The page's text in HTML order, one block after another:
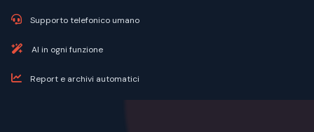
Supporto telefonico umano
AI in ogni funzione
Report e archivi automatici